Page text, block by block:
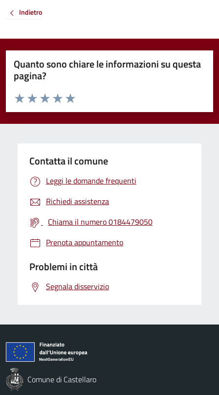
Indietro
Quanto sono chiare le informazioni su questa
pagina?
Valuta da 1 a 5 stelle la pagina
Valuta 5 stelle su 5
Valuta 4 stelle su 5
Valuta 3 stelle su 5
Valuta 2 stelle su 5
Valuta 1 stelle su 5
Contatta il comune
Leggi le domande frequenti
Richiedi assistenza
Chiama il numero 0184479050
Prenota appuntamento
Problemi in città
Segnala disservizio
Comune di Castellaro